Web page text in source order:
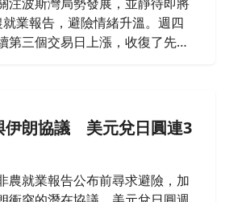
業報告，避險情緒升溫。週四
第三個交易日上漲，收復了先前
伊朗協議 美元兌日圓連3
農就業報告公布前尋求避險，加